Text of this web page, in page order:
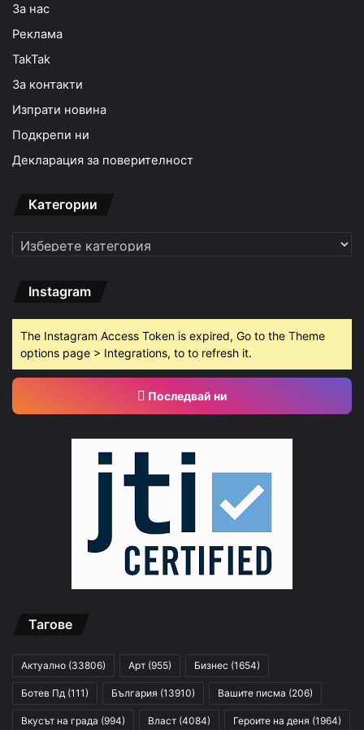
За нас
Реклама
TakTak
За контакти
Изпрати новина
Подкрепи ни
Декларация за поверителност
Категории
Категории
Instagram
The Instagram Access Token is expired, Go to the Theme
options page > Integrations, to to refresh it.
Последвай ни
Тагове
Актуално (33806) Арт (955) Бизнес (1654)
Ботев Пд (111) България (13910) Вашите писма (206)
Вкусът на града (994) Власт (4084) Героите на деня (1964)